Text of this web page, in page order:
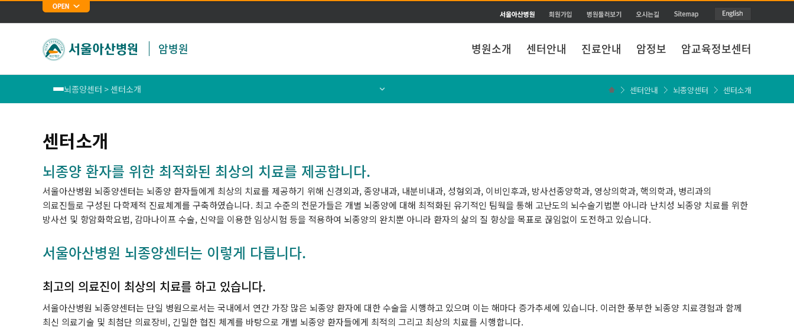
주메뉴 바로가기
본문 바로가기
암병원 병원소개 센터안내 진료안내 암정보 암교육정보센터
센터안내 뇌종양센터 센터소개
뇌종양센터 > 센터소개
위암센터
식도암센터
대장암센터
난소ㆍ자궁암센터
센터소개
뇌종양 환자를 위한 최적화된 최상의 치료를 제공합니다.
서울아산병원 뇌종양센터는 뇌종양 환자들에게 최상의 치료를 제공하기 위해 신경외과, 종양내과, 내분비내과, 성형외과, 이비인후과, 방사선종양학과, 영상의학과, 핵의학과, 병리과의
의료진들로 구성된 다학제적 진료체계를 구축하였습니다. 최고 수준의 전문가들은 개별 뇌종양에 대해 최적화된 유기적인 팀웍을 통해 고난도의 뇌수술기법뿐 아니라 난치성 뇌종양 치료를 위한
방사선 및 항암화학요법, 감마나이프 수술, 신약을 이용한 임상시험 등을 적용하여 뇌종양의 완치뿐 아니라 환자의 삶의 질 향상을 목표로 끊임없이 도전하고 있습니다.
서울아산병원 뇌종양센터는 이렇게 다릅니다.
최고의 의료진이 최상의 치료를 하고 있습니다.
서울아산병원 뇌종양센터는 단일 병원으로서는 국내에서 연간 가장 많은 뇌종양 환자에 대한 수술을 시행하고 있으며 이는 해마다 증가추세에 있습니다. 이러한 풍부한 뇌종양 치료경험과 함께
최신 의료기술 및 최첨단 의료장비, 긴밀한 협진 체계를 바탕으로 개별 뇌종양 환자들에게 최적의 그리고 최상의 치료를 시행합니다.